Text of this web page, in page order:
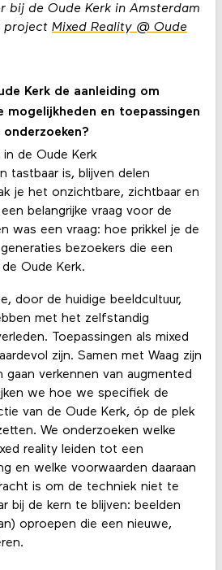
bij de Oude Kerk in Amsterdam
project Mixed Reality @ Oude
Kerk de aanleiding om
mogelijkheden en toepassingen
de Oude Kerk
tastbaar is, blijven delen
je het onzichtbare, zichtbaar en
belangrijke vraag voor de
was een vraag: hoe prikkel je de
bezoekers die een
Oude Kerk.
door de huidige beeldcultuur,
met het zelfstandig
Toepassingen als mixed
zijn. Samen met Waag zijn
verkennen van augmented
we hoe we specifiek de
van de Oude Kerk, óp de plek
We onderzoeken welke
reality leiden tot een
en welke voorwaarden daaraan
is om de techniek niet te
bij de kern te blijven: beelden
oproepen die een nieuwe,